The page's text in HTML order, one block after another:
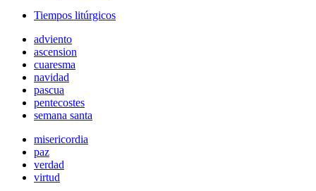
Tiempos litúrgicos
adviento
ascension
cuaresma
navidad
pascua
pentecostes
semana santa
misericordia
paz
verdad
virtud